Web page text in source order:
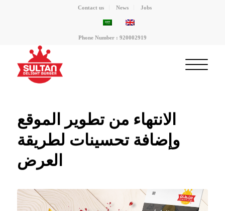
Contact us News Jobs
Phone Number : 920002919
الانتهاء من تطوير الموقع
وإضافة تحسينات لطريقة
العرض